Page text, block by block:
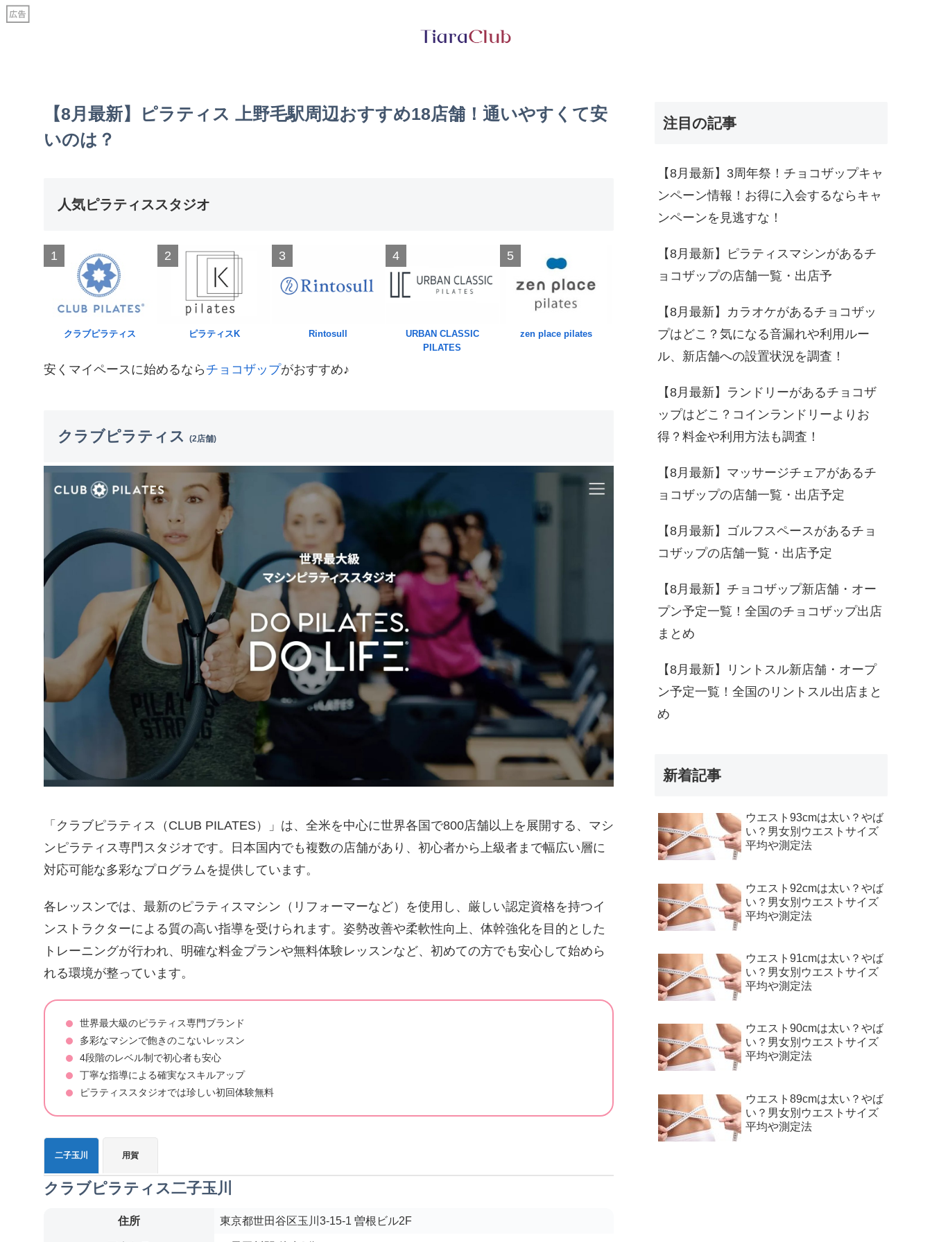
【8月最新】ピラティス 上野毛駅周辺おすすめ18店舗！通いやすくて安
いのは？
人気ピラティススタジオ
1
クラブピラティス
2
ピラティスK
3
Rintosull
4
URBAN CLASSIC
PILATES
5
zen place pilates
安くマイペースに始めるなら チョコザップがおすすめ♪
クラブピラティス (2店舗)
「クラブピラティス（CLUB PILATES）」は、全米を中心に世界各国で800店舗以上を展開する、マシ
ンピラティス専門スタジオです。日本国内でも複数の店舗があり、初心者から上級者まで幅広い層に
対応可能な多彩なプログラムを提供しています。
各レッスンでは、最新のピラティスマシン（リフォーマーなど）を使用し、厳しい認定資格を持つイ
ンストラクターによる質の高い指導を受けられます。姿勢改善や柔軟性向上、体幹強化を目的とした
トレーニングが行われ、明確な料金プランや無料体験レッスンなど、初めての方でも安心して始めら
れる環境が整っています。
世界最大級のピラティス専門ブランド
多彩なマシンで飽きのこないレッスン
4段階のレベル制で初心者も安心
丁寧な指導による確実なスキルアップ
ピラティススタジオでは珍しい初回体験無料
二子玉川 用賀
クラブピラティス二子玉川
住所 東京都世田谷区玉川3-15-1 曽根ビル2F
注目の記事
【8月最新】3周年祭！チョコザップキャ
ンペーン情報！お得に入会するならキャ
ンペーンを見逃すな！
【8月最新】ピラティスマシンがあるチ
ョコザップの店舗一覧・出店予
【8月最新】カラオケがあるチョコザッ
プはどこ？気になる音漏れや利用ルー
ル、新店舗への設置状況を調査！
【8月最新】ランドリーがあるチョコザ
ップはどこ？コインランドリーよりお
得？料金や利用方法も調査！
【8月最新】マッサージチェアがあるチ
ョコザップの店舗一覧・出店予定
【8月最新】ゴルフスペースがあるチョ
コザップの店舗一覧・出店予定
【8月最新】チョコザップ新店舗・オー
プン予定一覧！全国のチョコザップ出店
まとめ
【8月最新】リントスル新店舗・オープ
ン予定一覧！全国のリントスル出店まと
め
新着記事
ウエスト93cmは太い？やば
い？男女別ウエストサイズ
平均や測定法
ウエスト92cmは太い？やば
い？男女別ウエストサイズ
平均や測定法
ウエスト91cmは太い？やば
い？男女別ウエストサイズ
平均や測定法
ウエスト90cmは太い？やば
い？男女別ウエストサイズ
平均や測定法
ウエスト89cmは太い？やば
い？男女別ウエストサイズ
平均や測定法